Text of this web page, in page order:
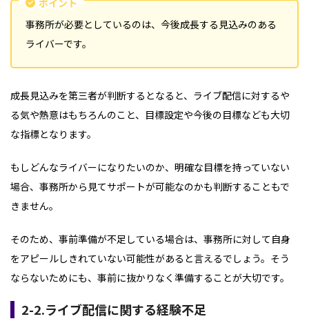
ポイント
事務所が必要としているのは、今後成長する見込みのある
ライバーです。
成長見込みを第三者が判断するとなると、ライブ配信に対するや
る気や熱意はもちろんのこと、目標設定や今後の目標なども大切
な指標となります。
もしどんなライバーになりたいのか、明確な目標を持っていない
場合、事務所から見てサポートが可能なのかも判断することもで
きません。
そのため、事前準備が不足している場合は、事務所に対して自身
をアピールしきれていない可能性があると言えるでしょう。そう
ならないためにも、事前に抜かりなく準備することが大切です。
2-2.ライブ配信に関する経験不足